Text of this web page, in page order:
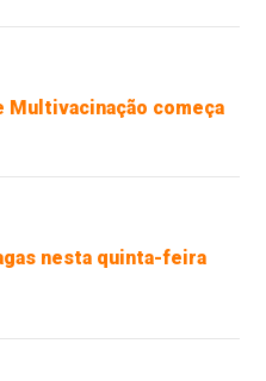
Multivacinação começa
nesta quinta-feira